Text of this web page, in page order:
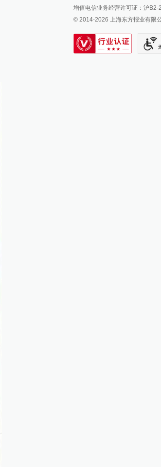
派生万物开放平
IP SHANGHAI
SIXTH TONE
增值电信业务经营许可证：沪B2-
© 2014-2026 上海东方报业有限